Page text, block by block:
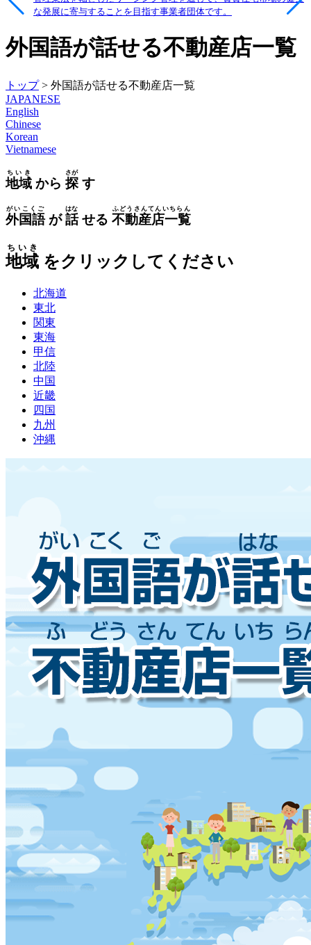
な発展に寄与することを目指す事業者団体です。
外国語が話せる不動産店一覧
トップ> 外国語が話せる不動産店一覧
JAPANESE
English
Chinese
Korean
Vietnamese
地域
ちいき
から 探
さが
す
外国語
がいこくご
が話
はな
せる 不動産店一覧
ふどうさんてんいちらん
地域
ちいき
をクリックしてください
北海道
東北
関東
東海
甲信
北陸
中国
近畿
四国
九州
沖縄